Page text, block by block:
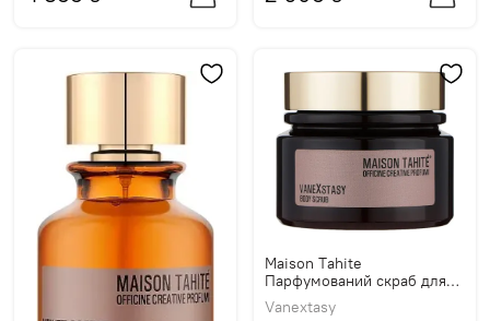
Maison Tahite
Парфумований скраб для
тіла
Vanextasy